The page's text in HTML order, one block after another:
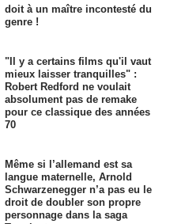
doit à un maître incontesté du
genre !
"Il y a certains films qu'il vaut
mieux laisser tranquilles" :
Robert Redford ne voulait
absolument pas de remake
pour ce classique des années
70
Même si l’allemand est sa
langue maternelle, Arnold
Schwarzenegger n’a pas eu le
droit de doubler son propre
personnage dans la saga